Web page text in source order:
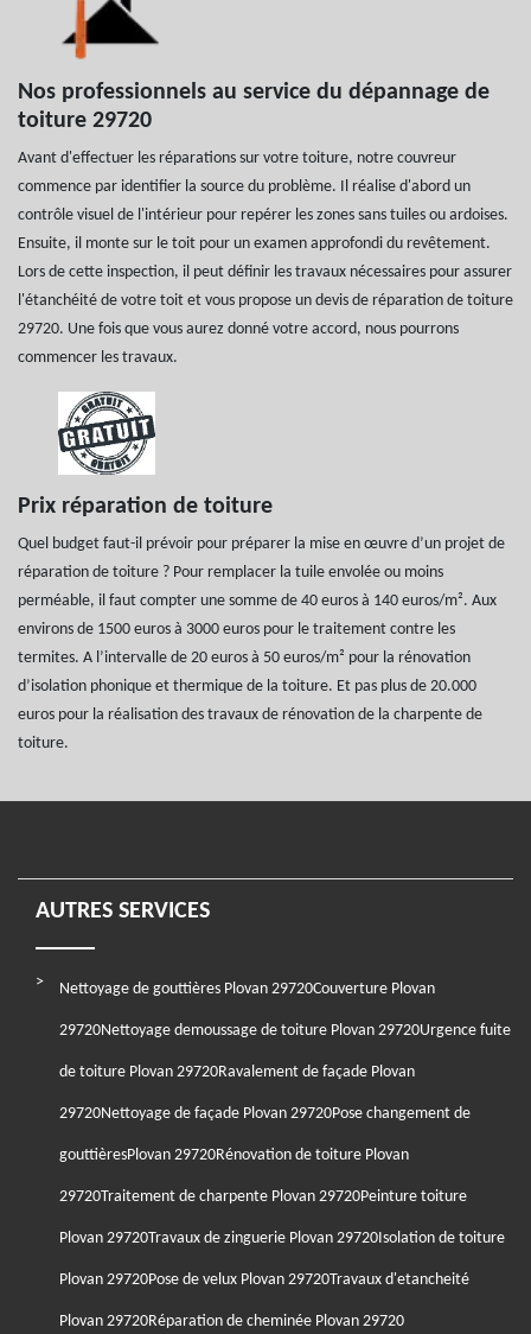
Nos professionnels au service du dépannage de
toiture 29720
Avant d'effectuer les réparations sur votre toiture, notre couvreur
commence par identifier la source du problème. Il réalise d'abord un
contrôle visuel de l'intérieur pour repérer les zones sans tuiles ou ardoises.
Ensuite, il monte sur le toit pour un examen approfondi du revêtement.
Lors de cette inspection, il peut définir les travaux nécessaires pour assurer
l'étanchéité de votre toit et vous propose un devis de réparation de toiture
29720. Une fois que vous aurez donné votre accord, nous pourrons
commencer les travaux.
Prix réparation de toiture
Quel budget faut-il prévoir pour préparer la mise en œuvre d’un projet de
réparation de toiture ? Pour remplacer la tuile envolée ou moins
perméable, il faut compter une somme de 40 euros à 140 euros/m². Aux
environs de 1500 euros à 3000 euros pour le traitement contre les
termites. A l’intervalle de 20 euros à 50 euros/m² pour la rénovation
d’isolation phonique et thermique de la toiture. Et pas plus de 20.000
euros pour la réalisation des travaux de rénovation de la charpente de
toiture.
AUTRES SERVICES
Nettoyage de gouttières Plovan 29720Couverture Plovan
29720Nettoyage demoussage de toiture Plovan 29720Urgence fuite
de toiture Plovan 29720Ravalement de façade Plovan
29720Nettoyage de façade Plovan 29720Pose changement de
gouttièresPlovan 29720Rénovation de toiture Plovan
29720Traitement de charpente Plovan 29720Peinture toiture
Plovan 29720Travaux de zinguerie Plovan 29720Isolation de toiture
Plovan 29720Pose de velux Plovan 29720Travaux d'etancheité
Plovan 29720Réparation de cheminée Plovan 29720